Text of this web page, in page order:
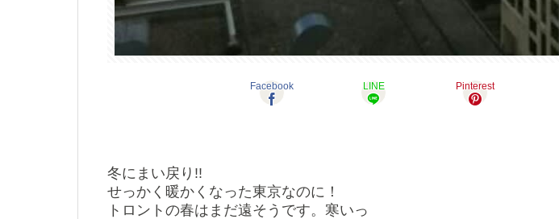
Facebook LINE Pinterest
冬にまい戻り!!
せっかく暖かくなった東京なのに！
トロントの春はまだ遠そうです。寒いっ